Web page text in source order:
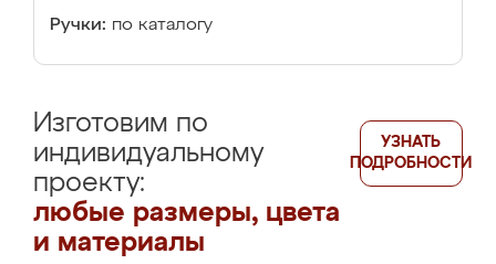
Ручки: по каталогу
Изготовим по
индивидуальному
проекту:
любые размеры, цвета
и материалы
УЗНАТЬ
ПОДРОБНОСТИ